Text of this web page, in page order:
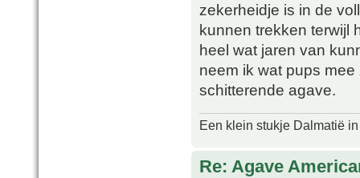
zekerheidje is in de
kunnen trekken terwijl
heel wat jaren van
neem ik wat pups
schitterende agave.
Een klein stukje Dalmatië
Re: Agave